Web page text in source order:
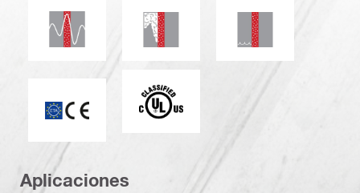
Resistencia sísmicaHermético ante humo y gas
Estanqueidad al
ETA_CE_Logo_2to1 (3608215)
c_UL_us_classified (55370)
Aplicaciones